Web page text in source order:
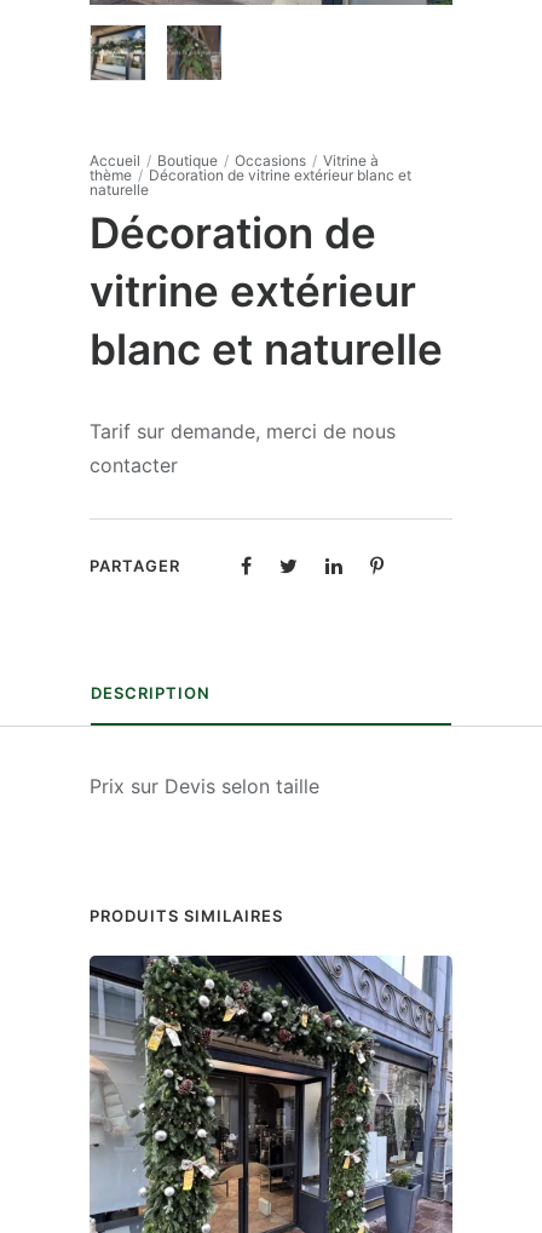
Accueil / Boutique / Occasions / Vitrine à
thème / Décoration de vitrine extérieur blanc et
naturelle
Décoration de
vitrine extérieur
blanc et naturelle
Tarif sur demande, merci de nous
contacter
PARTAGER
DESCRIPTION
Prix sur Devis selon taille
PRODUITS SIMILAIRES